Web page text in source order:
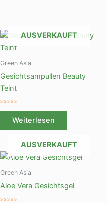
AUSVERKAUFT
Green Asia
Gesichtsampullen Beauty
Teint
Bewertet
Weiterlesen
AUSVERKAUFT
Green Asia
Aloe Vera Gesichtsgel